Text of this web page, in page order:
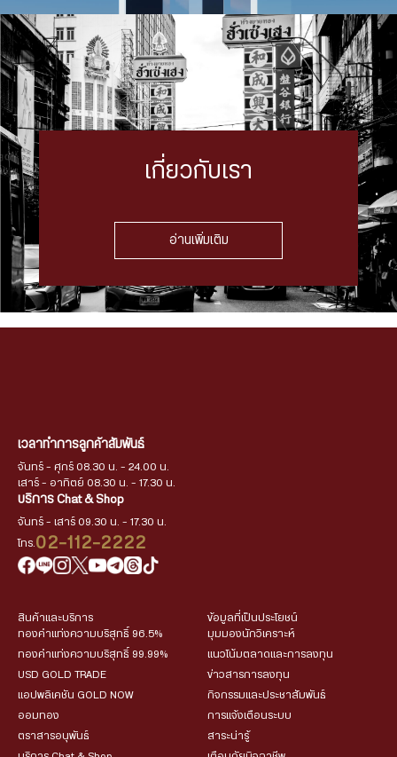
เกี่ยวกับเรา
อ่านเพิ่มเติม
เวลาทำการลูกค้าสัมพันธ์
จันทร์ - ศุกร์ 08.30 น. - 24.00 น.
เสาร์ - อาทิตย์ 08.30 น. - 17.30 น.
บริการ Chat & Shop
จันทร์ - เสาร์ 09.30 น. - 17.30 น.
โทร. 02-112-2222
สินค้าและบริการ
ทองคำแท่งความบริสุทธิ์ 96.5%
ทองคำแท่งความบริสุทธิ์ 99.99%
USD GOLD TRADE
แอปพลิเคชัน GOLD NOW
ออมทอง
ตราสารอนุพันธ์
ข้อมูลที่เป็นประโยชน์
มุมมองนักวิเคราะห์
แนวโน้มตลาดและการลงทุน
ข่าวสารการลงทุน
กิจกรรมและประชาสัมพันธ์
การแจ้งเตือนระบบ
สาระน่ารู้